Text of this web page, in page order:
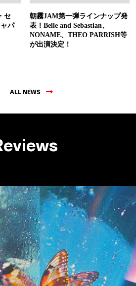
セ
パ
朝霧JAM第一弾ラインナップ発
表！Belle and Sebastian、
NONAME、THEO PARRISH等
が出演決定！
ALL NEWS